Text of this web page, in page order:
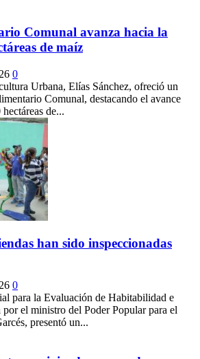
Comunal avanza hacia la
de maíz
0
Urbana, Elías Sánchez, ofreció un
Comunal, destacando el avance
de...
han sido inspeccionadas
0
para la Evaluación de Habitabilidad e
el ministro del Poder Popular para el
presentó un...